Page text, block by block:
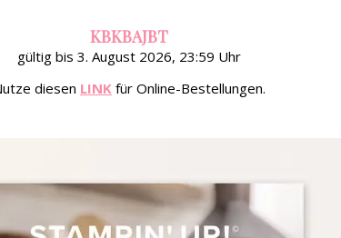
KBKBAJBT
gültig bis 3. August 2026, 23:59 Uhr
diesen LINK für Online-Bestellungen.